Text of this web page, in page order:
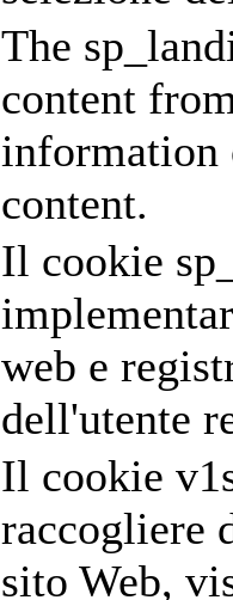
The
content
information
content.
Il cookie
web e
dell'utente
Il cookie
raccogliere
sito Web,